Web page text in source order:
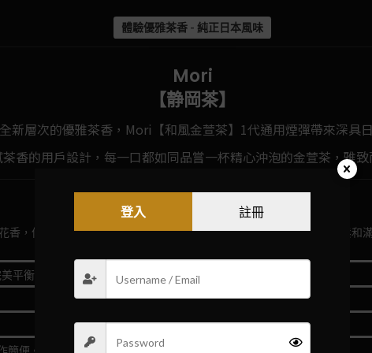
體驗優雅茶香 - 純正日本風味
Mori
【静岡茶】
新層次的優雅茶香，Mori【和風金萱茶】1代通用煙彈帶來深具
香的用戶設計，每一口都如同品嘗一杯精心沖泡的金萱茶，雅
，仿佛在寧靜的午後時光中享受一杯溫暖的茶，自然而然地帶來放鬆和
平衡。
便。
登入 註冊